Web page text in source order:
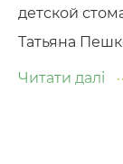
детской
Татьяна
Читати далі